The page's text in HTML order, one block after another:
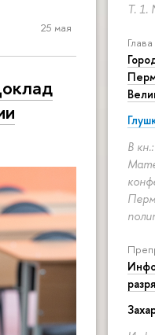
Т. 1.
В
е гг. на примере г. Перми»
25 мая